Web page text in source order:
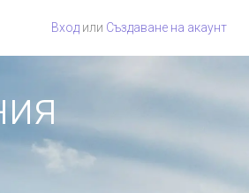
Вход или Създаване на акаунт